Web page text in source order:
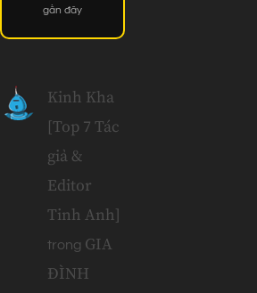
gần đây
Kinh Kha
[Top 7 Tác
giả &
Editor
Tinh Anh]
trong GIA
ĐÌNH